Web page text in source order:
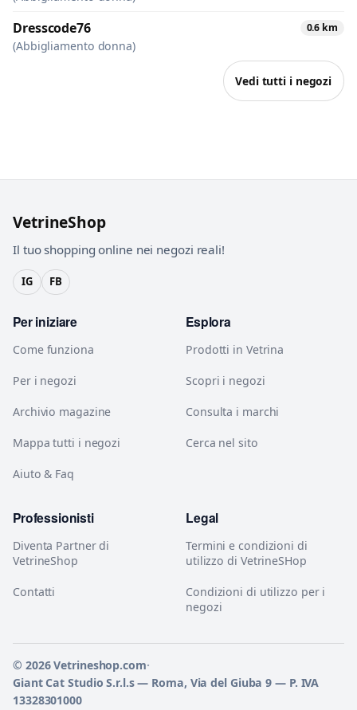
Dresscode76 0.6 km
(Abbigliamento donna)
Vedi tutti i negozi
VetrineShop
Il tuo shopping online nei negozi reali!
IG FB
Per iniziare
Come funziona
Per i negozi
Archivio magazine
Mappa tutti i negozi
Aiuto & Faq
Esplora
Prodotti in Vetrina
Scopri i negozi
Consulta i marchi
Cerca nel sito
Professionisti
Diventa Partner di
VetrineShop
Contatti
Legal
Termini e condizioni di
utilizzo di VetrineSHop
Condizioni di utilizzo per i
negozi
© 2026 Vetrineshop.com·
Giant Cat Studio S.r.l.s — Roma, Via del Giuba 9 — P. IVA
13328301000